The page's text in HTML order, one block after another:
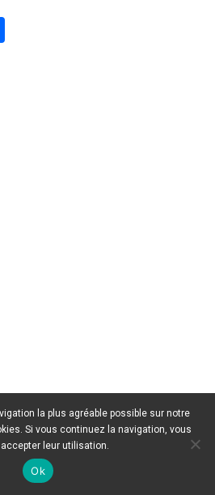
la plus agréable possible sur notre
Si vous continuez la navigation, vous
leur utilisation.
Ok